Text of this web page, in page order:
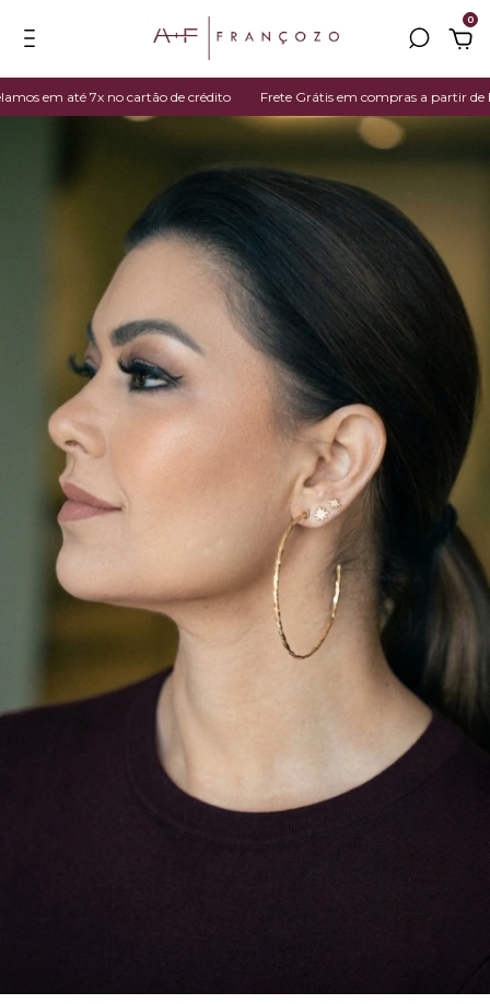
0
em até 7x no cartão de crédito Frete Grátis em compras a partir de R$